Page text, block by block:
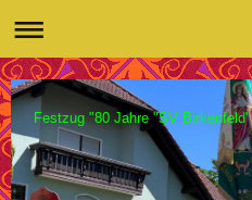
Festzug "80 Jahre "SV Birkenfeld"